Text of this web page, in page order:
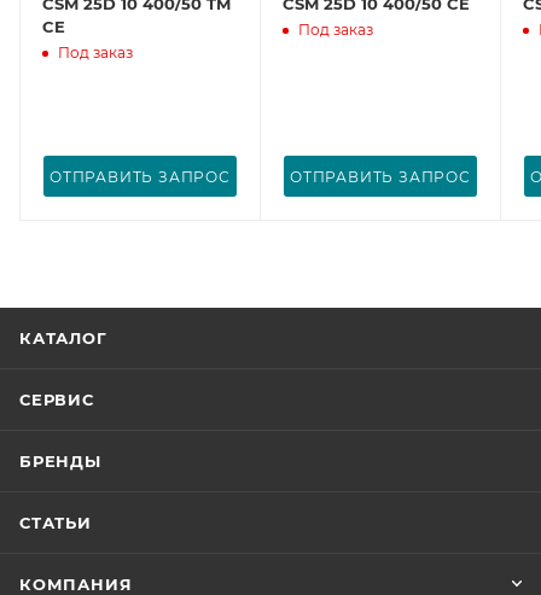
CE
Под заказ
ОТПРАВИТЬ ЗАПРОС
Под заказ
ОТПРАВИТЬ ЗАПРОС
КАТАЛОГ
СЕРВИС
БРЕНДЫ
СТАТЬИ
КОМПАНИЯ